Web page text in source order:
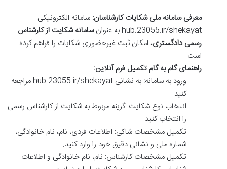
معرفی سامانه ملی شکایات کارشناسان: سامانه الکترونیکی
hub.23055.ir/shekayat به عنوان
سامانه شکایت از کارشناس
رسمی دادگستری، امکان ثبت غیرحضوری شکایات را فراهم کرده
است.
راهنمای گام به گام تکمیل فرم آنلاین:
ورود به سامانه: به نشانی hub.23055.ir/shekayat مراجعه
کنید.
انتخاب نوع شکایت: گزینه مربوط به شکایت از کارشناس رسمی
را انتخاب کنید.
تکمیل مشخصات شاکی: اطلاعات فردی، نام، نام خانوادگی،
شماره ملی و نشانی دقیق خود را وارد کنید.
تکمیل مشخصات کارشناس: نام، نام خانوادگی و اطلاعات